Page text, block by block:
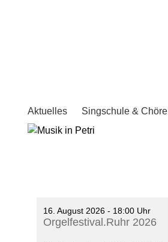
Aktuelles Singschule & Chöre
16. August 2026 - 18:00 Uhr
Orgelfestival.Ruhr 2026